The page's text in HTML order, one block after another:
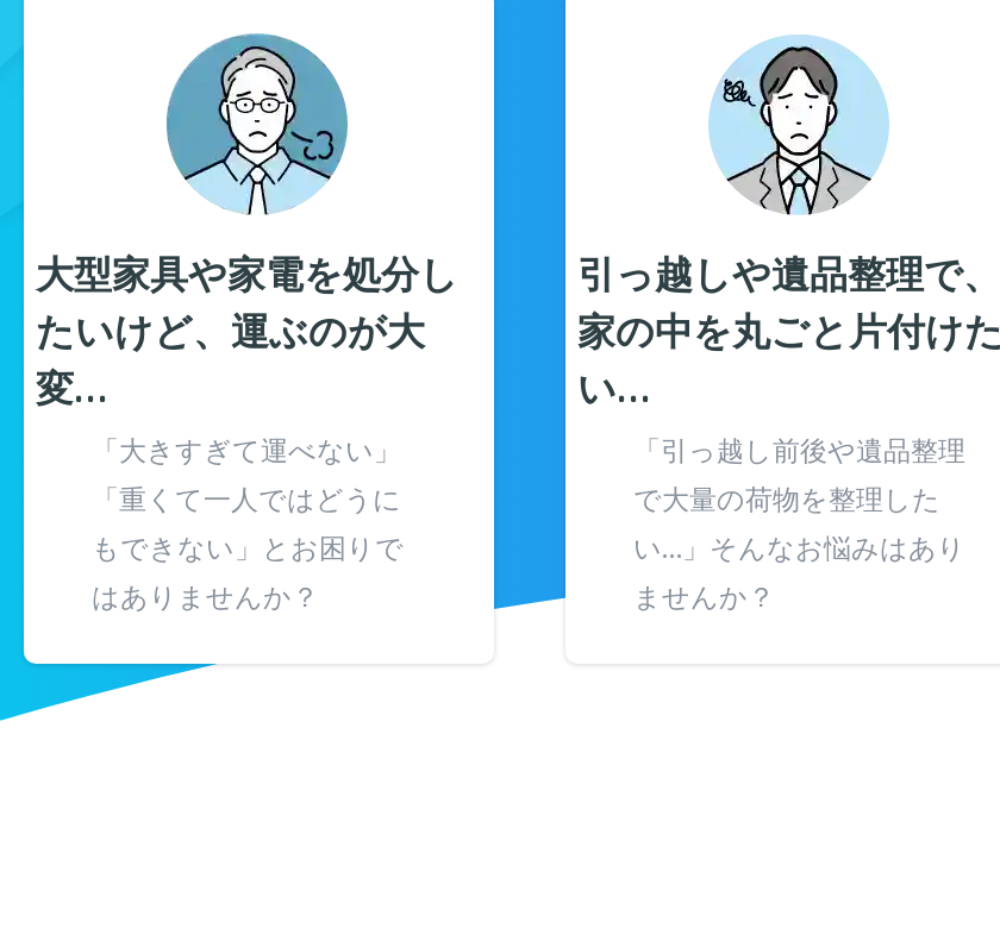
大型家具や家電を処分し
たいけど、運ぶのが大
変…
「大きすぎて運べない」
「重くて一人ではどうに
もできない」とお困りで
はありませんか？
引っ越しや遺品整理で、
家の中を丸ごと片付けた
い…
「引っ越し前後や遺品整理
で大量の荷物を整理した
い…」そんなお悩みはあり
ませんか？